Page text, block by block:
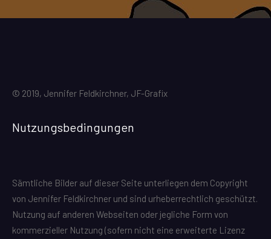
© 2019, Jennifer Feldkirchner, JF-Grafix
Nutzungsbedingungen
Sämtliche Bilder auf dieser Seite unterliegen dem Copyright
von Jennifer Feldkirchner und sind urheberrechtlich geschützt.
Nutzung auf anderen Webseiten oder jegliche Form von
kommerzieller Nutzung (sofern nicht eine erweiterte Lizenz